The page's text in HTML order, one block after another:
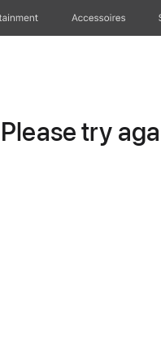
Accessoires
try